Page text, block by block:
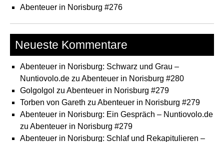
Abenteuer in Norisburg #276
Neueste Kommentare
Abenteuer in Norisburg: Schwarz und Grau –
Nuntiovolo.de zu Abenteuer in Norisburg #280
Golgolgol zu Abenteuer in Norisburg #279
Torben von Gareth zu Abenteuer in Norisburg #279
Abenteuer in Norisburg: Ein Gespräch – Nuntiovolo.de
zu Abenteuer in Norisburg #279
Abenteuer in Norisburg: Schlaf und Rekapitulieren –